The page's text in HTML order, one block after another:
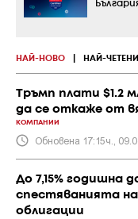
НАЙ-НОВО НАЙ-ЧЕТЕНИ
Тръмп плати $1.2
да се откаже от
КОМПАНИИ
Обновена 17:15ч.,
До 7,15% годишна
спестяванията
облигации